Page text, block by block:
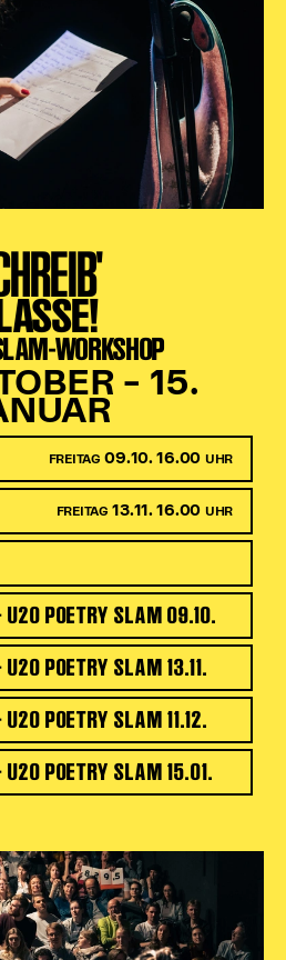
WORKSHOP
– 15.
FREITAG 09.10. 16.00 UHR
FREITAG 13.11. 16.00 UHR
U20 POETRY SLAM 09.10.
POETRY SLAM 13.11.
POETRY SLAM 11.12.
POETRY SLAM 15.01.